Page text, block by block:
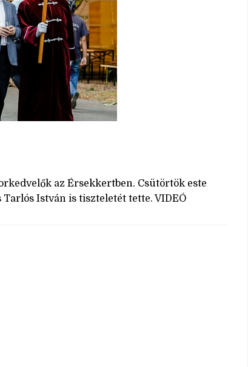
az Érsekkertben. Csütörtök este
István is tiszteletét tette. VIDEÓ